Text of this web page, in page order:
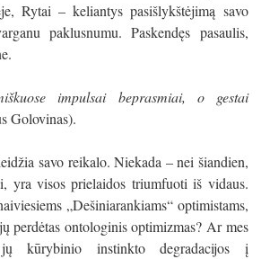
Rytai – keliantys pasišlykštėjimą savo
paklusnumu. Paskendęs pasaulis,
impulsai beprasmiai, o gestai
Golovinas).
savo reikalo. Niekada – nei šiandien,
yra visos prielaidos triumfuoti iš vidaus.
„Dešiniarankiams“ optimistams,
perdėtas ontologinis optimizmas? Ar mes
jų kūrybinio instinkto degradacijos į